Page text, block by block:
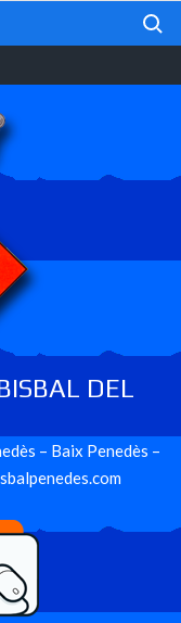
DEL
– Baix Penedès –